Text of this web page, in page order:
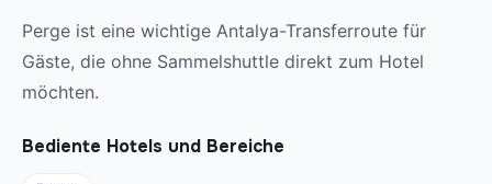
Perge ist eine wichtige Antalya-Transferroute für
Gäste, die ohne Sammelshuttle direkt zum Hotel
möchten.
Bediente Hotels und Bereiche